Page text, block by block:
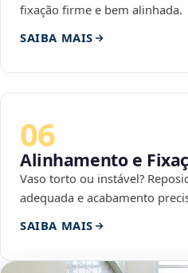
fixação firme e bem alinhada.
SAIBA MAIS
06
Alinhamento e
Vaso torto ou instável?
adequada e acabamento
SAIBA MAIS